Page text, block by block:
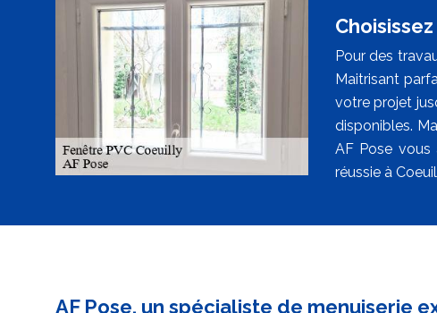
Pour des
Maitrisant
votre projet
disponibles.
AF Pose vous
réussie à
AF Pose, un spécialiste de menuiserie